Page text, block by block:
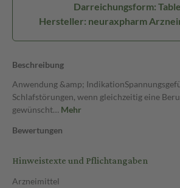
Darreichungsform:
Hersteller: neuraxpharm
Beschreibung
Anwendung &amp;
Schlafstörungen, wenn gleichzeitig eine
gewünscht… Mehr
Bewertungen
Hinweistexte und Pflichtangaben
Arzneimittel